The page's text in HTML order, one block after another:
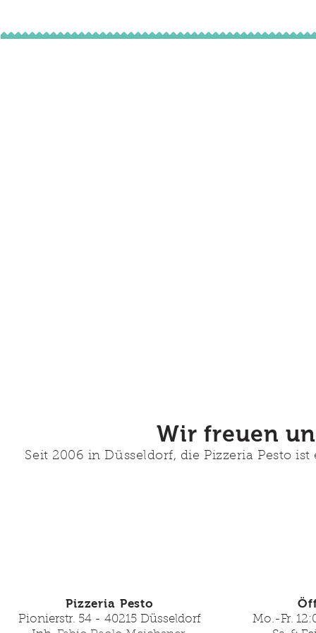
Wir freuen
Seit 2006 in Düsseldorf, die Pizzeria Pesto
Pizzeria Pesto
Pionierstr. 54 - 40215 Düsseldorf
Mo.-Fr.